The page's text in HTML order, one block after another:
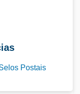
Postais